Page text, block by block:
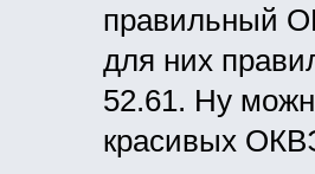
правильный
для них
52.61. Ну
красивых